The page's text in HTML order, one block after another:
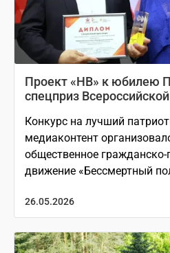
Проект «НВ» к юбилею
спецприз
Конкурс на лучший
медиаконтент
общественное гражданско-
движение «Бессмертный
26.05.2026